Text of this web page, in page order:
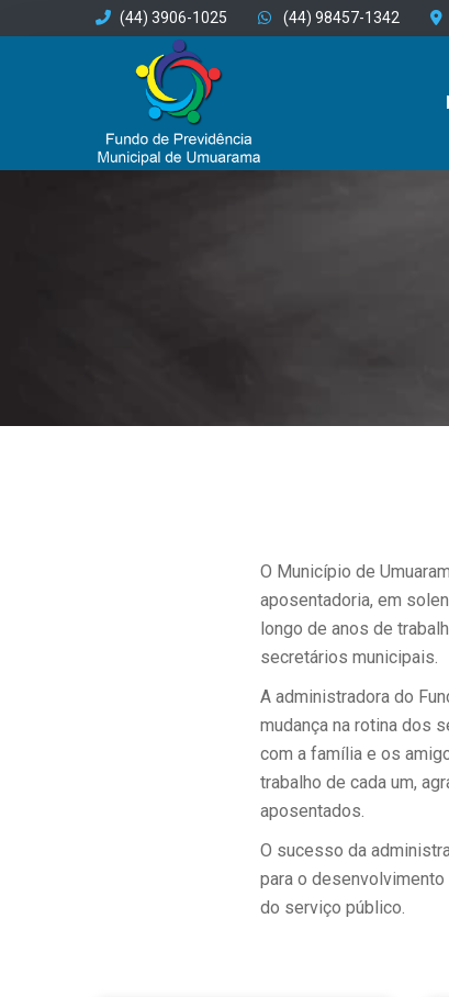
(44) 3906-1025 (44) 98457-1342
O Município de
aposentadoria, em
longo de anos de
secretários municipais.
A administradora do
mudança na rotina dos
com a família e os
trabalho de cada um,
aposentados.
O sucesso da
para o desenvolvimento
do serviço público.